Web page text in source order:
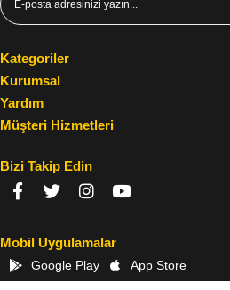
Kategoriler
Kurumsal
Yardım
Müşteri Hizmetleri
Bizi Takip Edin
Mobil Uygulamalar
Google Play App Store